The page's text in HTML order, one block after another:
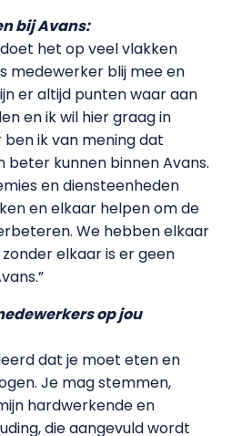
bij Avans:
het op veel vlakken
medewerker blij mee en
er altijd punten waar aan
en ik wil hier graag in
ik van mening dat
beter kunnen binnen Avans.
en diensteenheden
en elkaar helpen om de
We hebben elkaar
elkaar is er geen
op jou
dat je moet eten en
Je mag stemmen,
hardwerkende en
die aangevuld wordt